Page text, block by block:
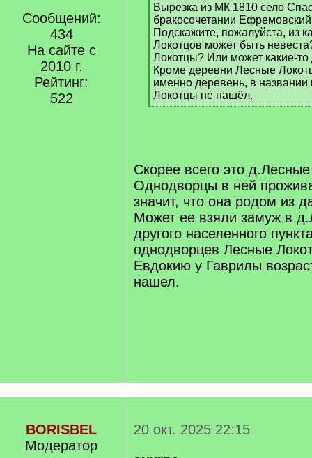
Сообщений:
434
На сайте с
2010 г.
Рейтинг:
522
[
q
]
Вырезка из МК 1810 село
бракосочетании Ефремовский
Подскажите, пожалуйста, из
Локотцов может быть
Локотцы? Или может какие-то
Кроме деревни Лесные
именно деревень, в
Локотцы не нашёл.
[
Скорее всего это
Однодворцы в ней
значит, что она родом из
Может ее взяли замуж в
другого населенного
однодворцев Лесные
Евдокию у Гаврилы
нашел.
BORISBEL
Модератор
20 окт. 2025 22:15